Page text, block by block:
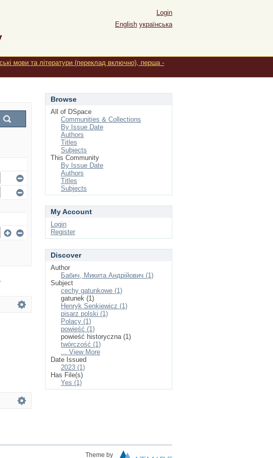
Login
English українська
мови та літератури (переклад включно), перша -
Browse
All of DSpace
Communities & Collections
By Issue Date
Authors
Titles
Subjects
This Community
By Issue Date
Authors
Titles
Subjects
My Account
Login
Register
Discover
Author
Бабич, Микита Андрійович (1)
Subject
cechy gatunkowе (1)
gatunek (1)
Henryk Senkiewicz (1)
pisarz polski (1)
Polacy (1)
powieść (1)
powieść historyczna (1)
twórczość (1)
... View More
Date Issued
2023 (1)
Has File(s)
Yes (1)
Theme by